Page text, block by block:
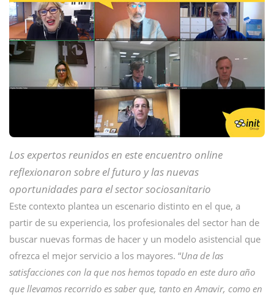
Los expertos reunidos en este encuentro online
reflexionaron sobre el futuro y las nuevas
oportunidades para el sector sociosanitario
Este contexto plantea un escenario distinto en el que, a
partir de su experiencia, los profesionales del sector han de
buscar nuevas formas de hacer y un modelo asistencial que
ofrezca el mejor servicio a los mayores. “Una de las
satisfacciones con la que nos hemos topado en este duro año
que llevamos recorrido es saber que, tanto en Amavir, como en